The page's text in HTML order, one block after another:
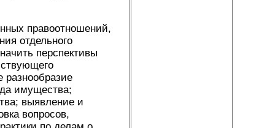
правоотношений,
отдельного
перспективы
разнообразие
имущества;
выявление и
вопросов,